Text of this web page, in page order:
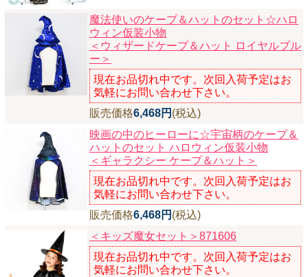
魔法使いのケープ＆ハットのセット☆ハロ
ウィン仮装小物
＜ウィザードケープ＆ハット ロイヤルブル
ー＞
現在お品切れ中です。次回入荷予定はお
気軽にお問い合わせ下さい。
販売価格6,468円 (税込)
映画の中のヒーローに☆宇宙柄のケープ＆
ハットのセット ハロウィン仮装小物
＜ギャラクシー ケープ＆ハット＞
現在お品切れ中です。次回入荷予定はお
気軽にお問い合わせ下さい。
販売価格6,468円 (税込)
＜キッズ魔女セット＞871606
現在お品切れ中です。次回入荷予定はお
気軽にお問い合わせ下さい。